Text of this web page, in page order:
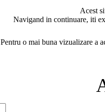
Acest
Navigand in continuare, iti
Pentru o mai buna vizualizare a